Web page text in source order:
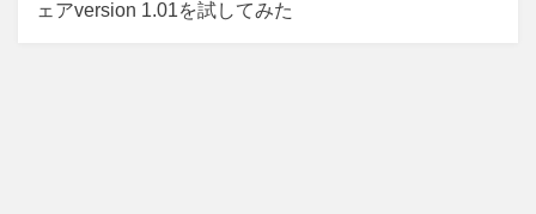
ー
ェアversion 1.01を試してみた